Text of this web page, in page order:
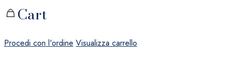
Cart
Procedi con l'ordine Visualizza carrello